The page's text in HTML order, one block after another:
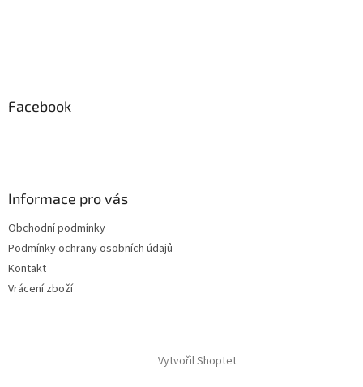
Facebook
Informace pro vás
Obchodní podmínky
Podmínky ochrany osobních údajů
Kontakt
Vrácení zboží
Vytvořil Shoptet